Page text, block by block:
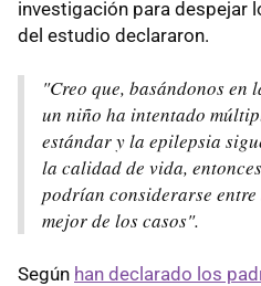
investigación para despejar
del estudio declararon.
"Creo que, basándonos en
un niño ha intentado
estándar y la epilepsia
la calidad de vida,
podrían considerarse entre
mejor de los casos".
Según han declarado los